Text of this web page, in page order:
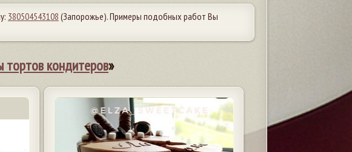
380504543108 (Запорожье). Примеры подобных работ Вы
тортов кондитеров»